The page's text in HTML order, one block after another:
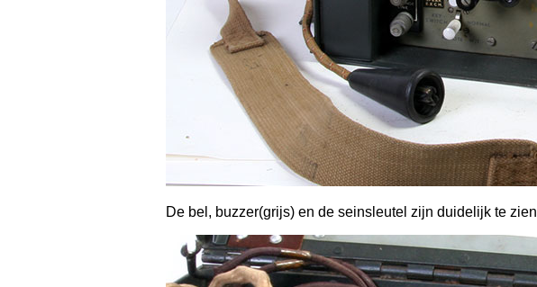
De bel, buzzer(grijs) en de seinsleutel zijn duidelijk te zien